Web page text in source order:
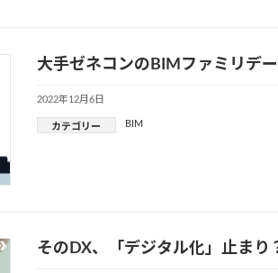
大手ゼネコンのBIMファミリデ
2022年12月6日
カテゴリー BIM
そのDX、「デジタル化」止まり